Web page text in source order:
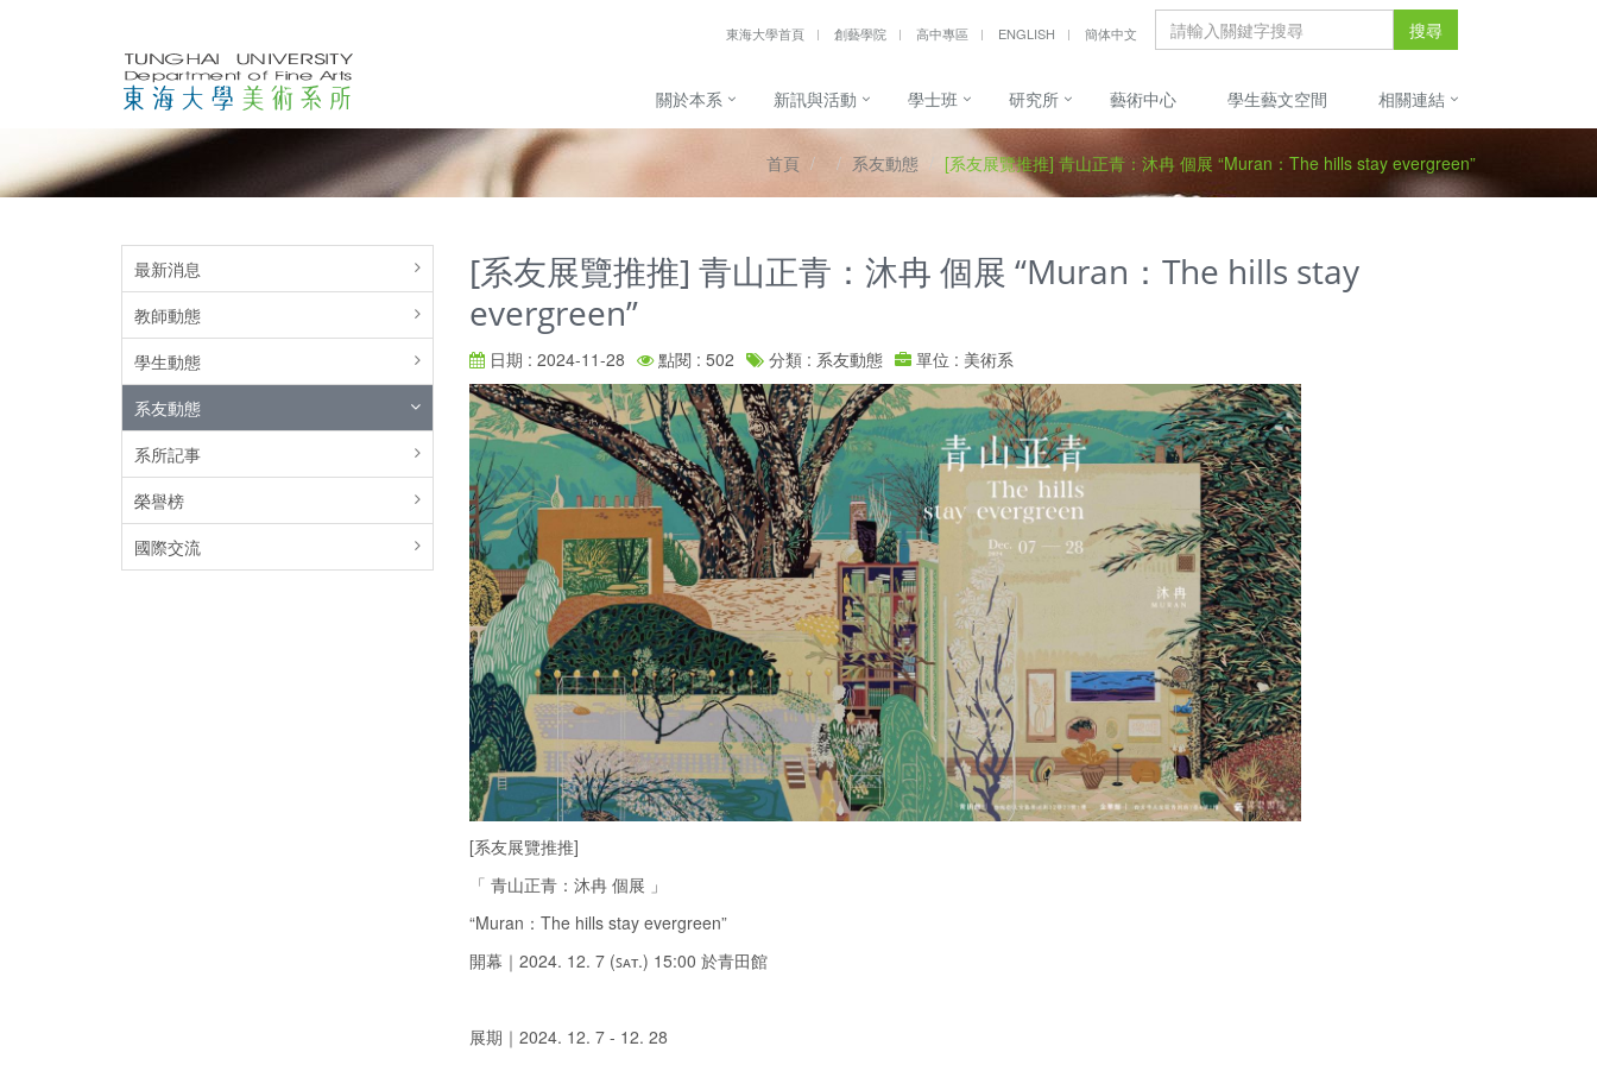
東海大學首頁 創藝學院 高中專區 ENGLISH 簡体中文 搜尋
關於本系 新訊與活動 學士班 研究所 藝術中心 學生藝文空間 相關連結
首頁 系友動態 [系友展覽推推] 青山正青：沐冉 個展 “Muran：The hills stay evergreen”
最新消息
教師動態
學生動態
系友動態
系所記事
榮譽榜
國際交流
[系友展覽推推] 青山正青：沐冉 個展 “Muran：The hills stay
evergreen”
日期 : 2024-11-28 點閱 : 502 分類 : 系友動態 單位 : 美術系
[系友展覽推推]
「 青山正青：沐冉 個展 」
“Muran：The hills stay evergreen”
開幕｜2024. 12. 7 (ꜱᴀᴛ.) 15:00 於青田館
展期｜2024. 12. 7 - 12. 28